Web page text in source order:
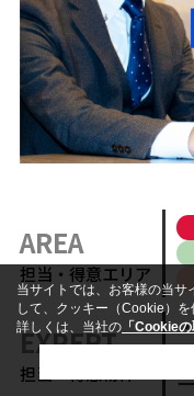
AREA
担当・得意エリア
EXPERT
担当・得意物件
当サイトでは、お客様の当サ
して、クッキー（Cookie）を
詳しくは、当社の 「Cookie